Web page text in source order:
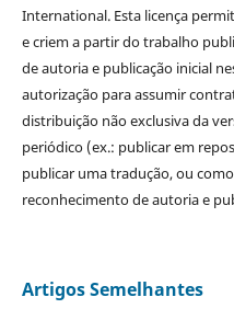
International. Esta licença
e criem a partir do trabalho
de autoria e publicação inicial
autorização para assumir
distribuição não exclusiva da
periódico (ex.: publicar em
publicar uma tradução, ou
reconhecimento de autoria e
Artigos Semelhantes